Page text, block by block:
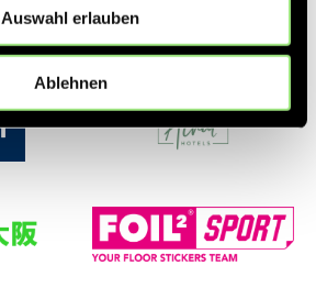
Auswahl erlauben
Ablehnen